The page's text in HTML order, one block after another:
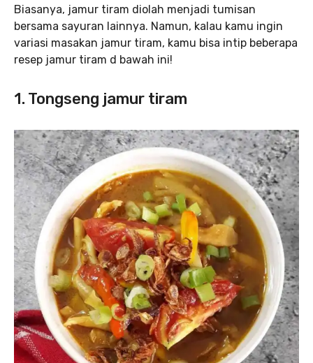
Biasanya, jamur tiram diolah menjadi tumisan
bersama sayuran lainnya. Namun, kalau kamu ingin
variasi masakan jamur tiram, kamu bisa intip beberapa
resep jamur tiram d bawah ini!
1. Tongseng jamur tiram